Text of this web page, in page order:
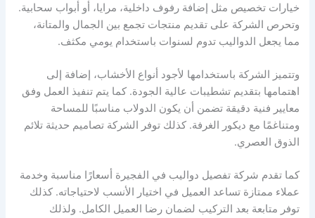
خيارات تخصيص مثل إضافة رفوف داخلية، مرايا، أو أبواب سحابية.
وتحرص الشركة على تقديم منتجات تجمع بين الجمال والمتانة،
مما يجعل الدواليب تدوم لسنوات باستخدام يومي مكثف.
وتتميز الشركة باستخدامها لأجود أنواع الأخشاب، إضافة إلى
اهتمامها بتقديم تشطيبات عالية الجودة. كما يتم تنفيذ العمل وفق
معايير فنية دقيقة تضمن أن يكون الدولاب مناسبًا للمساحة
ومتناغمًا مع ديكور الغرفة. كذلك توفر الشركة تصاميم حديثة تلائم
الذوق العصري.
كما تقدم شركة تفصيل دواليب في الفجيرة أسعارًا مناسبة وخدمة
عملاء ممتازة تساعد العميل في اختيار الأنسب لاحتياجاته. كذلك
توفر متابعة بعد التركيب لضمان رضا العميل الكامل. ولذلك